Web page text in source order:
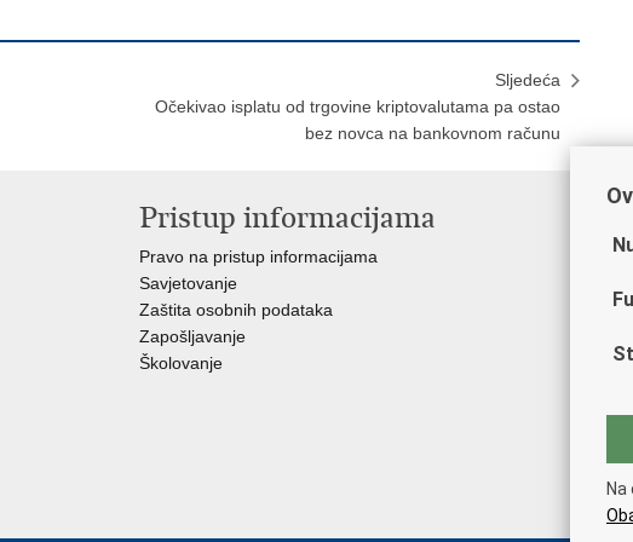
Sljedeća
Očekivao isplatu od trgovine kriptovalutama pa ostao
bez novca na bankovnom računu
Pristup informacijama
Pravo na pristup informacijama
Savjetovanje
Zaštita osobnih podataka
Zapošljavanje
Školovanje